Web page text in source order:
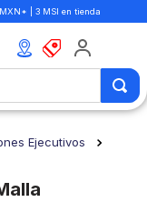
| 3 MSI en tienda
Ejecutivos